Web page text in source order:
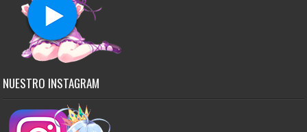
NUESTRO INSTAGRAM